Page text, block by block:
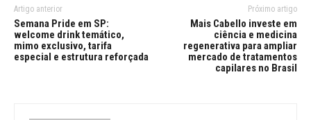
Artigo anterior
Semana Pride em SP:
welcome drink temático,
mimo exclusivo, tarifa
especial e estrutura reforçada
Próximo artigo
Mais Cabello investe em
ciência e medicina
regenerativa para ampliar
mercado de tratamentos
capilares no Brasil